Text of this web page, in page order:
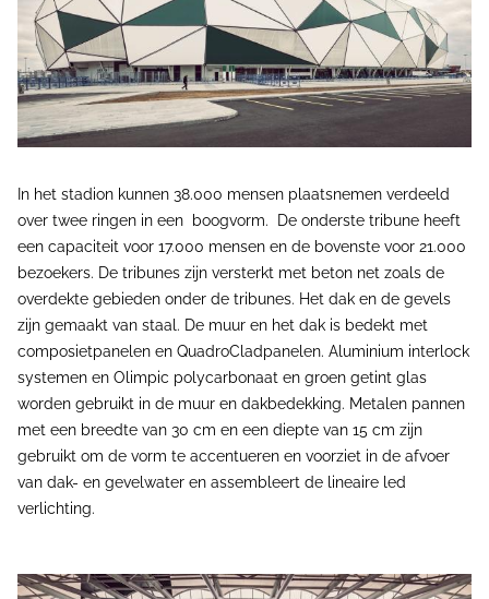
In het stadion kunnen 38.000 mensen plaatsnemen verdeeld
over twee ringen in een boogvorm. De onderste tribune heeft
een capaciteit voor 17.000 mensen en de bovenste voor 21.000
bezoekers. De tribunes zijn versterkt met beton net zoals de
overdekte gebieden onder de tribunes. Het dak en de gevels
zijn gemaakt van staal. De muur en het dak is bedekt met
composietpanelen en QuadroCladpanelen. Aluminium interlock
systemen en Olimpic polycarbonaat en groen getint glas
worden gebruikt in de muur en dakbedekking. Metalen pannen
met een breedte van 30 cm en een diepte van 15 cm zijn
gebruikt om de vorm te accentueren en voorziet in de afvoer
van dak- en gevelwater en assembleert de lineaire led
verlichting.